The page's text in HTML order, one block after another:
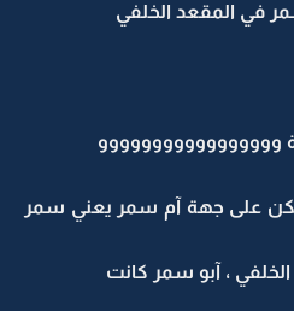
في المقعد الخلفي
ووووووووووووووووو
على جهة آم سمر يعني سمر
، آبو سمر كانت